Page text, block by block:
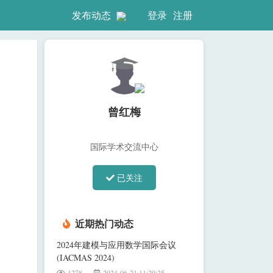
发布动态 登录 注册
曾红梅
国际学术交流中心
已关注
近期热门动态
2024年建模与应用数学国际会议
(IACMAS 2024)